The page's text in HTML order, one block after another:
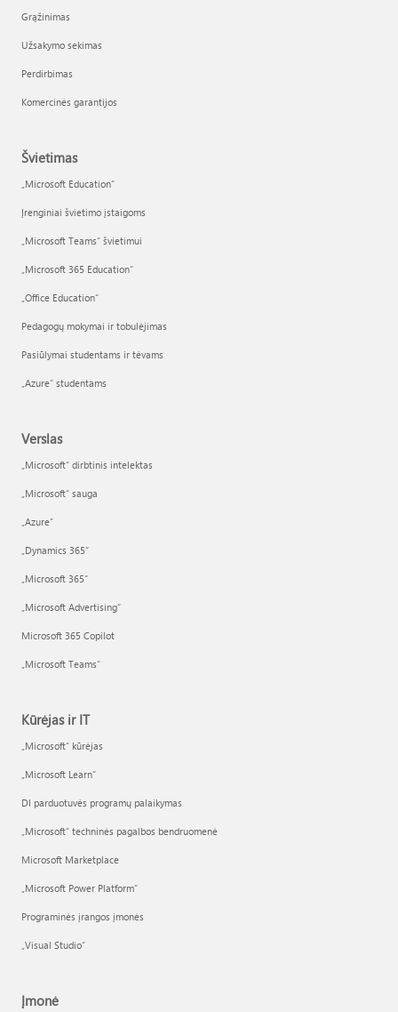
Grąžinimas
Užsakymo sekimas
Perdirbimas
Komercinės garantijos
Švietimas
„Microsoft Education“
Įrenginiai švietimo įstaigoms
„Microsoft Teams“ švietimui
„Microsoft 365 Education“
„Office Education“
Pedagogų mokymai ir tobulėjimas
Pasiūlymai studentams ir tėvams
„Azure“ studentams
Verslas
„Microsoft“ dirbtinis intelektas
„Microsoft“ sauga
„Azure”
„Dynamics 365“
„Microsoft 365“
„Microsoft Advertising“
Microsoft 365 Copilot
„Microsoft Teams“
Kūrėjas ir IT
„Microsoft“ kūrėjas
„Microsoft Learn“
DI parduotuvės programų palaikymas
„Microsoft“ techninės pagalbos bendruomenė
Microsoft Marketplace
„Microsoft Power Platform“
Programinės įrangos įmonės
„Visual Studio“
Įmonė